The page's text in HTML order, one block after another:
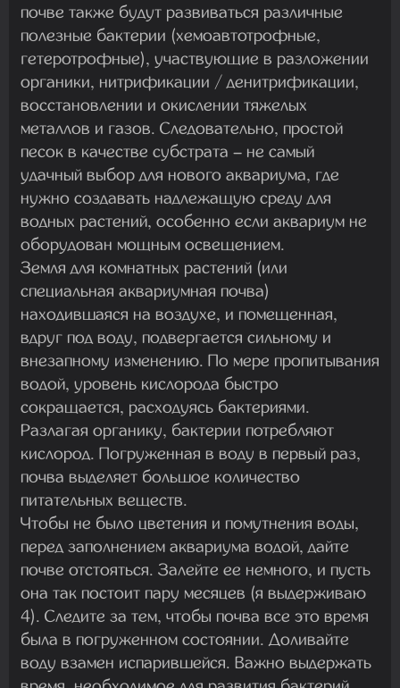
почве также будут развиваться различные
полезные бактерии (хемоавтотрофные,
гетеротрофные), участвующие в разложении
органики, нитрификации / денитрификации,
восстановлении и окислении тяжелых
металлов и газов. Следовательно, простой
песок в качестве субстрата – не самый
удачный выбор для нового аквариума, где
нужно создавать надлежащую среду для
водных растений, особенно если аквариум не
оборудован мощным освещением.
Земля для комнатных растений (или
специальная аквариумная почва)
находившаяся на воздухе, и помещенная,
вдруг под воду, подвергается сильному и
внезапному изменению. По мере пропитывания
водой, уровень кислорода быстро
сокращается, расходуясь бактериями.
Разлагая органику, бактерии потребляют
кислород. Погруженная в воду в первый раз,
почва выделяет большое количество
питательных веществ.
Чтобы не было цветения и помутнения воды,
перед заполнением аквариума водой, дайте
почве отстояться. Залейте ее немного, и пусть
она так постоит пару месяцев (я выдерживаю
4). Следите за тем, чтобы почва все это время
была в погруженном состоянии. Доливайте
воду взамен испарившейся. Важно выдержать